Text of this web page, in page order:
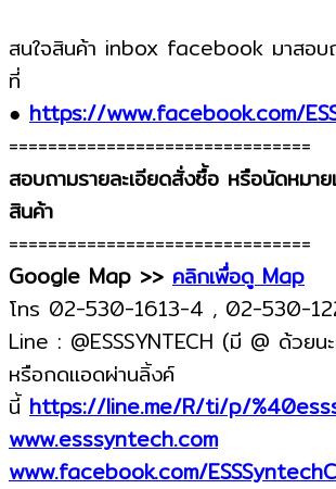
สนใจสินค้า inbox facebook มาสอบถ
ที่
● https://www.facebook.com/
===============================
สอบถามรายละเอียดสั่งซื้อ หรือนัดหมาย
สินค้า
===============================
Google Map >> คลิกเพื่อดู Map
โทร 02-530-1613-4 , 02-530-
Line : @ESSSYNTECH (มี @ ด้วยน
หรือกดแอดผ่านลิ้งค์
นี้ https://line.me/R/ti/p/
www.esssyntech.com
www.facebook.com/